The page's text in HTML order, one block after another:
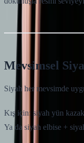
Mevsimsel
Siyah her mevsimde
Kış için: siyah yün
Ya da siyah elbise +